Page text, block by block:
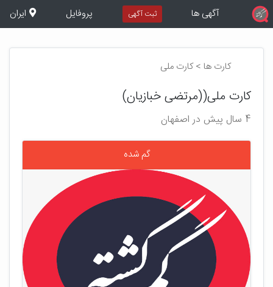
آگهی ها ثبت آگهی پروفایل ایران
کارت ها > کارت ملی
کارت ملی((مرتضی خبازیان)
4 سال پیش در اصفهان
گم شده